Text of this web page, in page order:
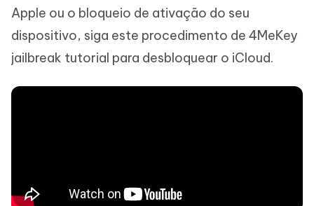
Apple ou o bloqueio de ativação do seu
dispositivo, siga este procedimento de 4MeKey
jailbreak tutorial para desbloquear o iCloud.